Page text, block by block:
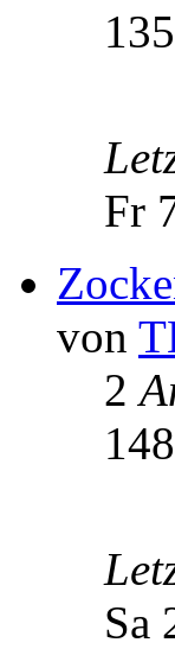
Fr
von
2
Sa